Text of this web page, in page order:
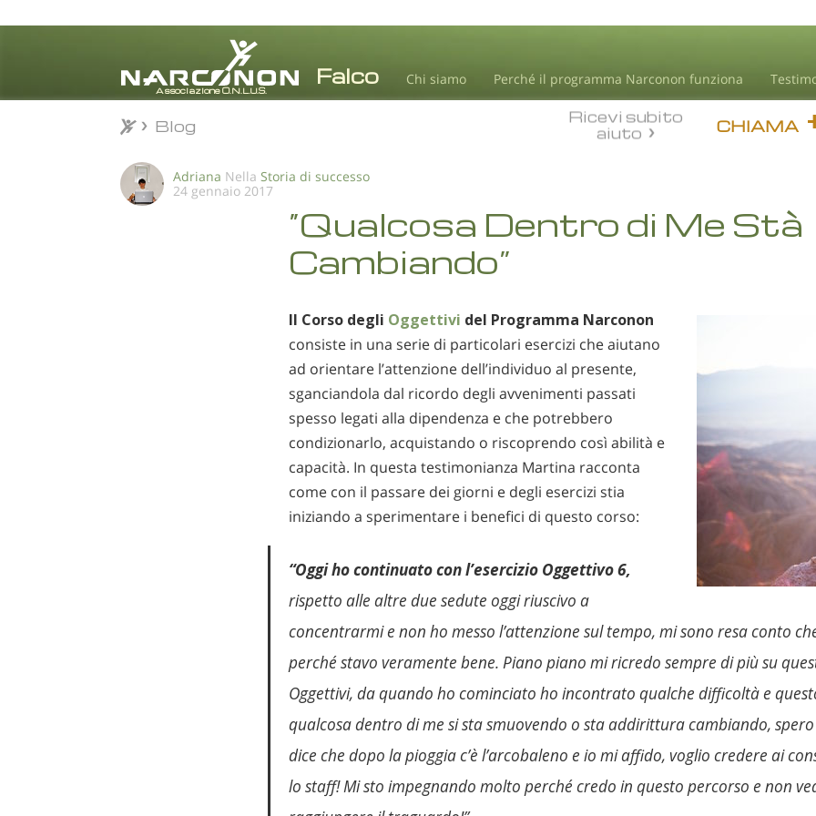
Chi siamo Perché il programma Narconon funziona
CHIAMA
Ricevi subito
aiuto
Blog
Adriana Nella Storia di successo
24 gennaio 2017
“Qualcosa Dentro di Me Stà
Cambiando”
Il Corso degli Oggettivi del Programma Narconon
consiste in una serie di particolari esercizi che aiutano
ad orientare l’attenzione dell’individuo al presente,
sganciandola dal ricordo degli avvenimenti passati
spesso legati alla dipendenza e che potrebbero
condizionarlo, acquistando o riscoprendo così abilità e
capacità. In questa testimonianza Martina racconta
come con il passare dei giorni e degli esercizi stia
iniziando a sperimentare i benefici di questo corso:
“Oggi ho continuato con l’esercizio Oggettivo 6,
rispetto alle altre due sedute oggi riuscivo a
concentrarmi e non ho messo l’attenzione sul tempo, mi sono resa conto
perché stavo veramente bene. Piano piano mi ricredo sempre di più su
Oggettivi, da quando ho cominciato ho incontrato qualche difficoltà e
qualcosa dentro di me si sta smuovendo o sta addirittura cambiando, spero
dice che dopo la pioggia c’è l’arcobaleno e io mi affido, voglio credere ai
lo staff! Mi sto impegnando molto perché credo in questo percorso e non
Blog